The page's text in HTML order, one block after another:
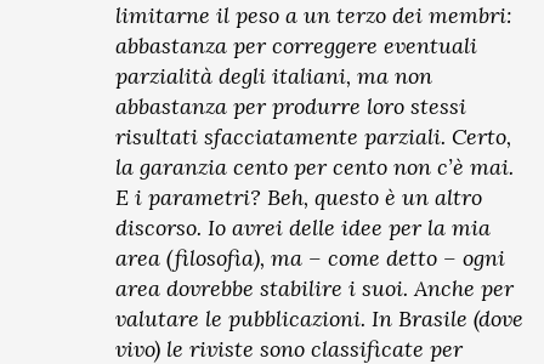
limitarne il peso a un terzo dei membri:
abbastanza per correggere eventuali
parzialità degli italiani, ma non
abbastanza per produrre loro stessi
risultati sfacciatamente parziali. Certo,
la garanzia cento per cento non c’è mai.
E i parametri? Beh, questo è un altro
discorso. Io avrei delle idee per la mia
area (filosofia), ma – come detto – ogni
area dovrebbe stabilire i suoi. Anche per
valutare le pubblicazioni. In Brasile (dove
vivo) le riviste sono classificate per